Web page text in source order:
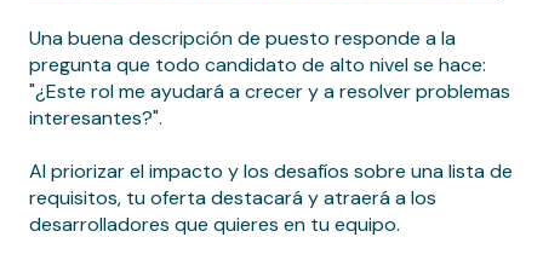
Una buena descripción de puesto responde a la
pregunta que todo candidato de alto nivel se hace:
"¿Este rol me ayudará a crecer y a resolver problemas
interesantes?".
Al priorizar el impacto y los desafíos sobre una lista de
requisitos, tu oferta destacará y atraerá a los
desarrolladores que quieres en tu equipo.